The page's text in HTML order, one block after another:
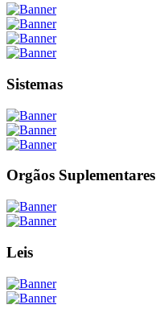
Sistemas
Orgãos Suplementares
Leis